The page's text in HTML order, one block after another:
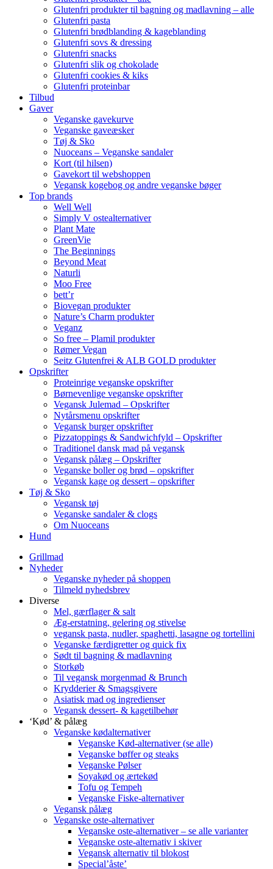
Glutenfri produkter til bagning og madlavning – alle
Glutenfri pasta
Glutenfri brødblanding & kageblanding
Glutenfri sovs & dressing
Glutenfri snacks
Glutenfri slik og chokolade
Glutenfri cookies & kiks
Glutenfri proteinbar
Tilbud
Gaver
Veganske gavekurve
Veganske gaveæsker
Tøj & Sko
Nuoceans – Veganske sandaler
Kort (til hilsen)
Gavekort til webshoppen
Vegansk kogebog og andre veganske bøger
Top brands
Well Well
Simply V ostealternativer
Plant Mate
GreenVie
The Beginnings
Beyond Meat
Naturli
Moo Free
bett’r
Biovegan produkter
Nature’s Charm produkter
Veganz
So free – Plamil produkter
Rømer Vegan
Seitz Glutenfrei & ALB GOLD produkter
Opskrifter
Proteinrige veganske opskrifter
Børnevenlige veganske opskrifter
Vegansk Julemad – Opskrifter
Nytårsmenu opskrifter
Vegansk burger opskrifter
Pizzatoppings & Sandwichfyld – Opskrifter
Traditionel dansk mad på vegansk
Vegansk pålæg – Opskrifter
Veganske boller og brød – opskrifter
Vegansk kage og dessert – opskrifter
Tøj & Sko
Vegansk tøj
Veganske sandaler & clogs
Om Nuoceans
Hund
Grillmad
Nyheder
Veganske nyheder på shoppen
Tilmeld nyhedsbrev
Diverse
Mel, gærflager & salt
Æg-erstatning, gelering og stivelse
vegansk pasta, nudler, spaghetti, lasagne og tortellini
Veganske færdigretter og quick fix
Sødt til bagning & madlavning
Storkøb
Til vegansk morgenmad & Brunch
Krydderier & Smagsgivere
Asiatisk mad og ingredienser
Vegansk dessert- & kagetilbehør
‘Kød’ & pålæg
Veganske kødalternativer
Veganske Kød-alternativer (se alle)
Veganske bøffer og steaks
Veganske Pølser
Soyakød og ærtekød
Tofu og Tempeh
Veganske Fiske-alternativer
Vegansk pålæg
Veganske oste-alternativer
Veganske oste-alternativer – se alle varianter
Veganske oste-alternativ i skiver
Vegansk alternativ til blokost
Special’åste’